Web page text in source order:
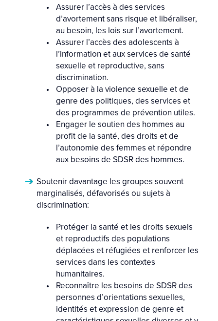
Assurer l’accès à des services
d’avortement sans risque et libéraliser,
au besoin, les lois sur l’avortement.
Assurer l’accès des adolescents à
l’information et aux services de santé
sexuelle et reproductive, sans
discrimination.
Opposer à la violence sexuelle et de
genre des politiques, des services et
des programmes de prévention utiles.
Engager le soutien des hommes au
profit de la santé, des droits et de
l’autonomie des femmes et répondre
aux besoins de SDSR des hommes.
Soutenir davantage les groupes souvent
marginalisés, défavorisés ou sujets à
discrimination:
Protéger la santé et les droits sexuels
et reproductifs des populations
déplacées et réfugiées et renforcer les
services dans les contextes
humanitaires.
Reconnaître les besoins de SDSR des
personnes d’orientations sexuelles,
identités et expression de genre et